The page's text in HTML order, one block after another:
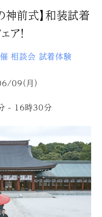
神前式】和装試着
ア！
相談会 試着体験
09（月）
- 16時30分